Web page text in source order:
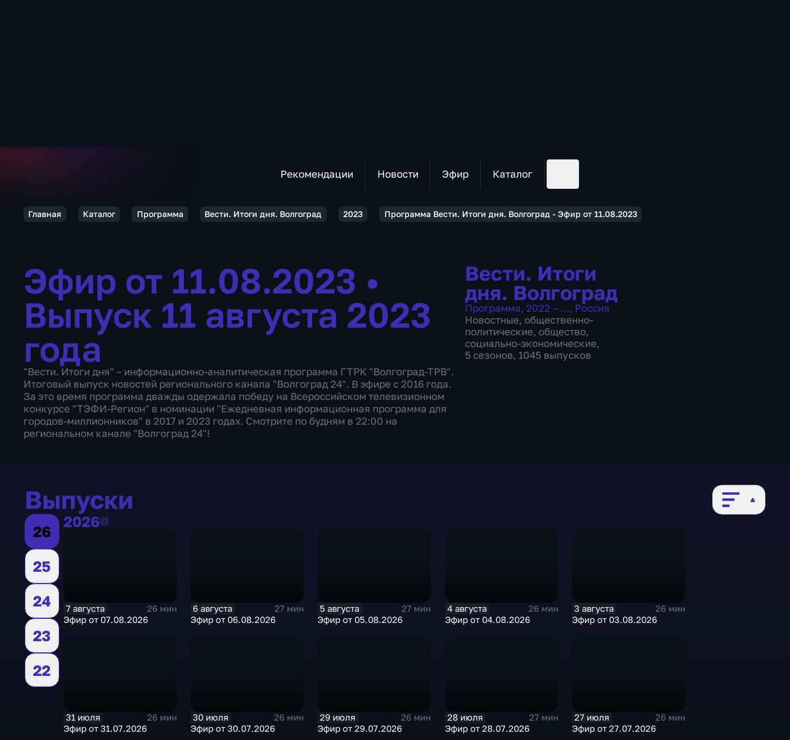
Рекомендации Новости Эфир Каталог
Главная Каталог Программа Вести. Итоги дня. Волгоград 2023 Программа Вести. Итоги дня. Волгоград - Эфир от 11.08.2023
Эфир от 11.08.2023 •
Выпуск 11 августа 2023
года
"Вести. Итоги дня" – информационно-аналитическая программа ГТРК "Волгоград-ТРВ".
Итоговый выпуск новостей регионального канала "Волгоград 24". В эфире с 2016 года.
За это время программа дважды одержала победу на Всероссийском телевизионном
конкурсе "ТЭФИ-Регион" в номинации "Ежедневная информационная программа для
городов-миллионников" в 2017 и 2023 годах. Смотрите по будням в 22:00 на
региональном канале "Волгоград 24"!
Вести. Итоги
дня. Волгоград
Программа, 2022 – …, Россия
Новостные, общественно-
политические, общество,
социально-экономические,
5 сезонов, 1045 выпусков
Выпуски
26
25
24
23
22
20262026
7 августа
26 мин
Эфир от 07.08.2026
6 августа
27 мин
Эфир от 06.08.2026
5 августа
27 мин
Эфир от 05.08.2026
4 августа
26 мин
Эфир от 04.08.2026
3 августа
26 мин
Эфир от 03.08.2026
31 июля
26 мин
Эфир от 31.07.2026
30 июля
26 мин
Эфир от 30.07.2026
29 июля
26 мин
Эфир от 29.07.2026
28 июля
27 мин
Эфир от 28.07.2026
27 июля
26 мин
Эфир от 27.07.2026